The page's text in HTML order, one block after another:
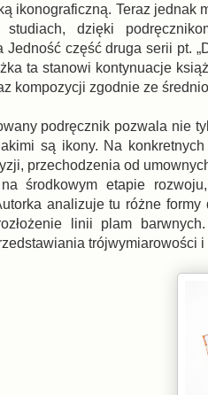
ikonograficzną. Teraz jednak
dzięki
Jedność część druga serii pt.
ta stanowi kontynuacje
kompozycji zgodnie ze
podręcznik pozwala nie
są ikony. Na
przechodzenia od
środkowym etapie
analizuje tu różne
linii plam
trójwymiarowości i